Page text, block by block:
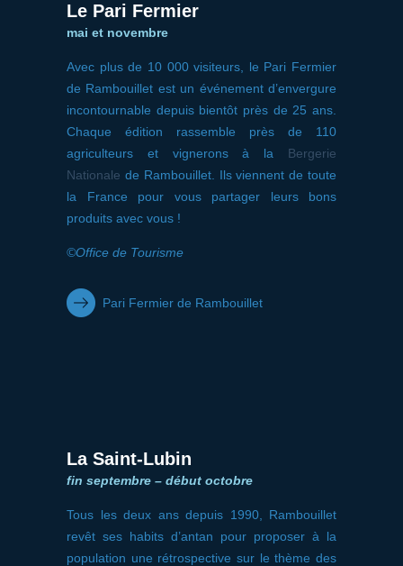
Le Pari Fermier
mai et novembre
Avec plus de 10 000 visiteurs, le Pari Fermier
de Rambouillet est un événement d’envergure
incontournable depuis bientôt près de 25 ans.
Chaque édition rassemble près de 110
agriculteurs et vignerons à la Bergerie
Nationale de Rambouillet. Ils viennent de toute
la France pour vous partager leurs bons
produits avec vous !
©Office de Tourisme
Pari Fermier de Rambouillet
La Saint-Lubin
fin septembre – début octobre
Tous les deux ans depuis 1990, Rambouillet
revêt ses habits d’antan pour proposer à la
population une rétrospective sur le thème des